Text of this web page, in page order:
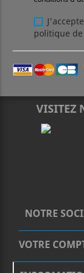
politique
VISITEZ
NOTRE
VOTRE